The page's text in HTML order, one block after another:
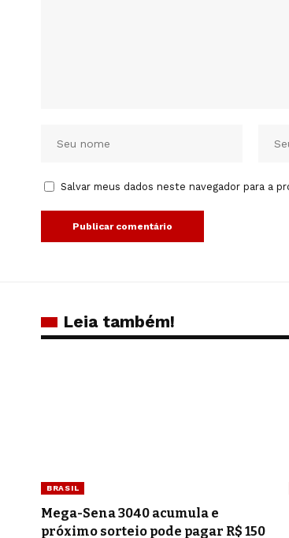
Salvar meus dados neste navegador para a
Leia também!
BRASIL
Mega-Sena 3040 acumula e
próximo sorteio pode pagar R$ 150